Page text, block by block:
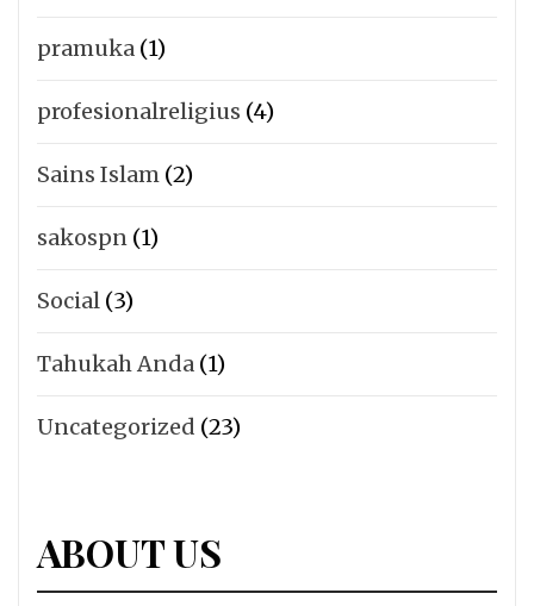
pramuka (1)
profesionalreligius (4)
Sains Islam (2)
sakospn (1)
Social (3)
Tahukah Anda (1)
Uncategorized (23)
ABOUT US